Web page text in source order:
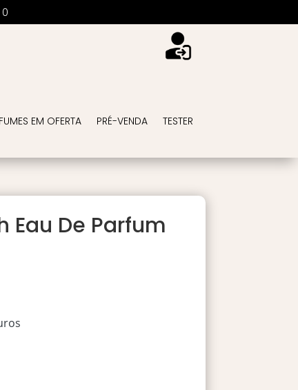
0
EM OFERTA PRÉ-VENDA
TESTER
Eau De Parfum